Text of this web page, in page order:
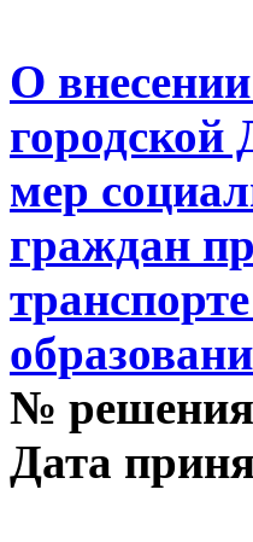
О
мер
граждан
№
Дата